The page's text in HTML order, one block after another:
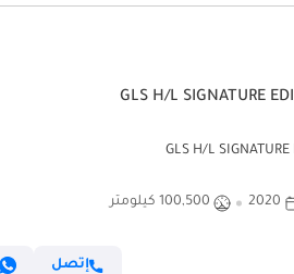
2020 100,500 كيلومتر
إتصل